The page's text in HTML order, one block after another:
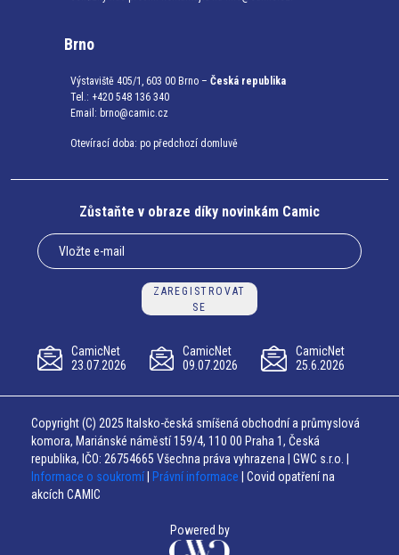
Brno
Výstaviště 405/1, 603 00 Brno – Česká republika
Tel.: +420 548 136 340
Email: brno@camic.cz
Otevírací doba: po předchozí domluvě
Zůstaňte v obraze díky novinkám Camic
ZAREGISTROVAT
SE
CamicNet
23.07.2026
CamicNet
09.07.2026
CamicNet
25.6.2026
Copyright (C) 2025 Italsko-česká smíšená obchodní a průmyslová
komora, Mariánské náměstí 159/4, 110 00 Praha 1, Česká
republika, IČO: 26754665 Všechna práva vyhrazena | GWC s.r.o. |
Informace o soukromí
Právní informace | Covid opatření na
akcích CAMIC
Powered by